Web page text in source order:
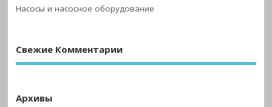
Насосы и насосное оборудование
Свежие Комментарии
Архивы